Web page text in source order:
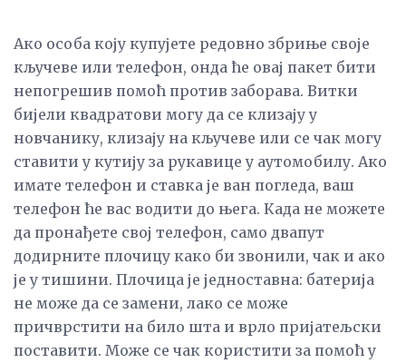
Ако особа коју купујете редовно збриње своје
кључеве или телефон, онда ће овај пакет бити
непогрешив помоћ против заборава. Витки
бијели квадратови могу да се клизају у
новчанику, клизају на кључеве или се чак могу
ставити у кутију за рукавице у аутомобилу. Ако
имате телефон и ставка је ван погледа, ваш
телефон ће вас водити до њега. Када не можете
да пронађете свој телефон, само двапут
додирните плочицу како би звонили, чак и ако
је у тишини. Плочица је једноставна: батерија
не може да се замени, лако се може
причврстити на било шта и врло пријатељски
поставити. Може се чак користити за помоћ у